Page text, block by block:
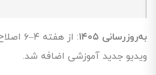
به‌روزرسانی ۱۴۰۵
: از
ویدیو جدید آموزشی اضافه شد.